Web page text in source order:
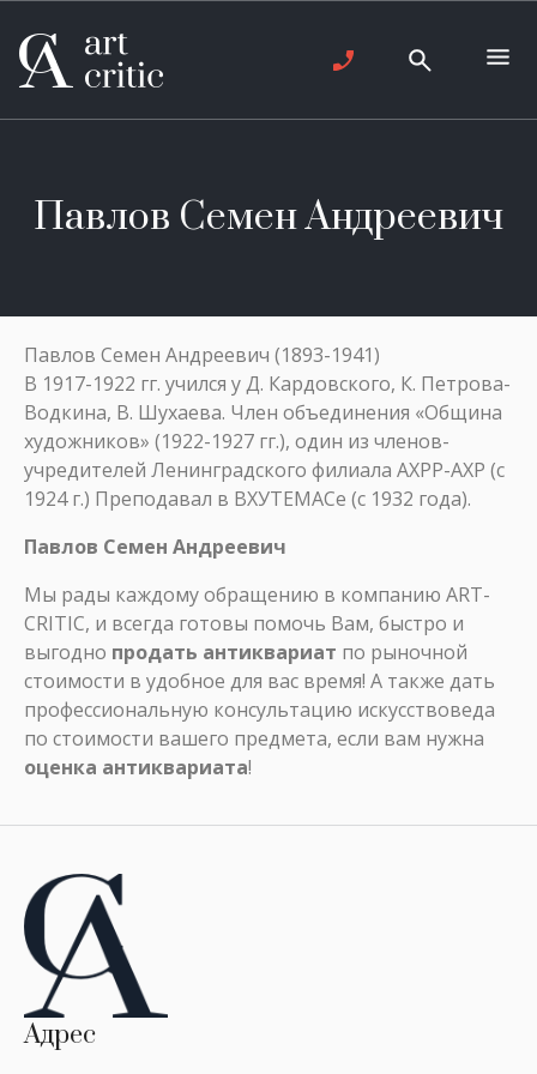
Павлов Семен Андреевич
Павлов Семен Андреевич (1893-1941)
В 1917-1922 гг. учился у Д. Кардовского, К. Петрова-
Водкина, В. Шухаева. Член объединения «Община
художников» (1922-1927 гг.), один из членов-
учредителей Ленинградского филиала АХРР-АХР (с
1924 г.) Преподавал в ВХУТЕМАСе (с 1932 года).
Павлов Семен Андреевич
Мы рады каждому обращению в компанию ART-
CRITIC, и всегда готовы помочь Вам, быстро и
выгодно продать антиквариат по рыночной
стоимости в удобное для вас время! А также дать
профессиональную консультацию искусствоведа
по стоимости вашего предмета, если вам нужна
оценка антиквариата!
Адрес